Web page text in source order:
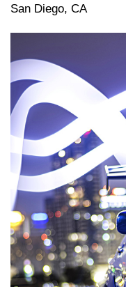
San Diego, CA